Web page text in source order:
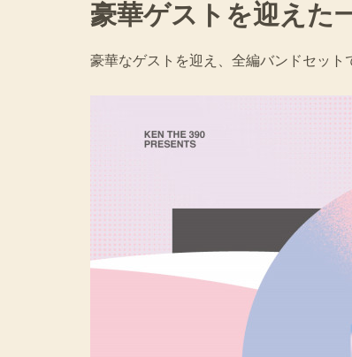
豪華ゲストを迎えた
豪華なゲストを迎え、全編バンドセット